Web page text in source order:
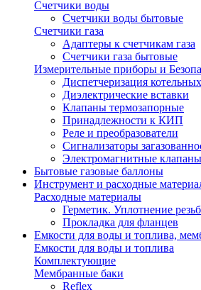
Счетчики воды
Счетчики воды бытовые
Счетчики газа
Адаптеры к счетчикам газа
Счетчики газа бытовые
Измерительные приборы и
Диспетчеризация котельных
Диэлектрические вставки
Клапаны термозапорные
Принадлежности к КИП
Реле и преобразователи
Сигнализаторы
Электромагнитные клапаны
Бытовые газовые баллоны
Инструмент и расходные
Расходные материалы
Герметик. Уплотнение
Прокладка для фланцев
Емкости для воды и топлива,
Емкости для воды и топлива
Комплектующие
Мембранные баки
Reflex